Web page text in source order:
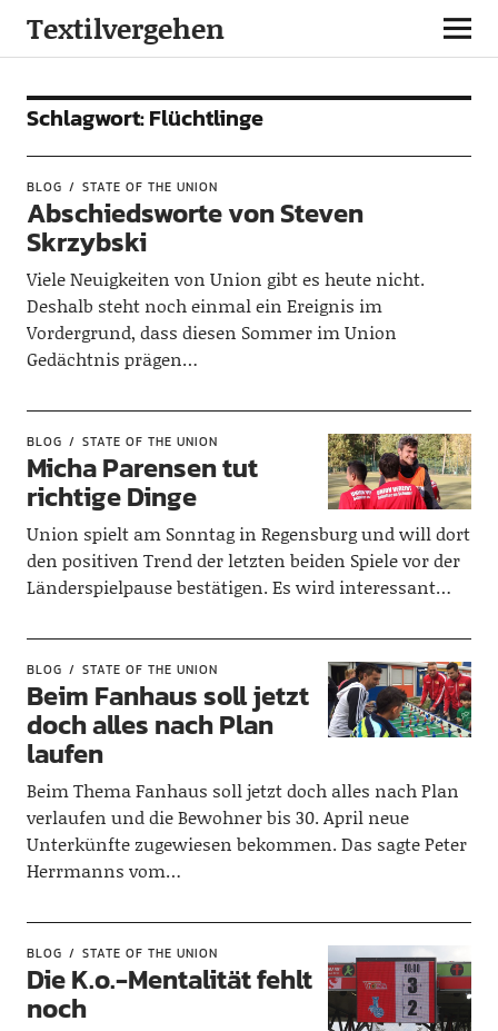
Textilvergehen
Schlagwort:Flüchtlinge
BLOG STATE OF THE UNION
Abschiedsworte von Steven
Skrzybski
Viele Neuigkeiten von Union gibt es heute nicht.
Deshalb steht noch einmal ein Ereignis im
Vordergrund, dass diesen Sommer im Union
Gedächtnis prägen…
BLOG STATE OF THE UNION
Micha Parensen tut
richtige Dinge
Union spielt am Sonntag in Regensburg und will dort
den positiven Trend der letzten beiden Spiele vor der
Länderspielpause bestätigen. Es wird interessant…
BLOG STATE OF THE UNION
Beim Fanhaus soll jetzt
doch alles nach Plan
laufen
Beim Thema Fanhaus soll jetzt doch alles nach Plan
verlaufen und die Bewohner bis 30. April neue
Unterkünfte zugewiesen bekommen. Das sagte Peter
Herrmanns vom…
BLOG STATE OF THE UNION
Die K.o.-Mentalität fehlt
noch